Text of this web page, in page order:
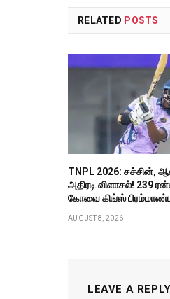
RELATED POSTS
TNPL 2026: சச்சின்,
அதிரடி விளாசல்! 239
கோவை கிங்ஸ்
AUGUST 8, 2026
LEAVE A REPLY